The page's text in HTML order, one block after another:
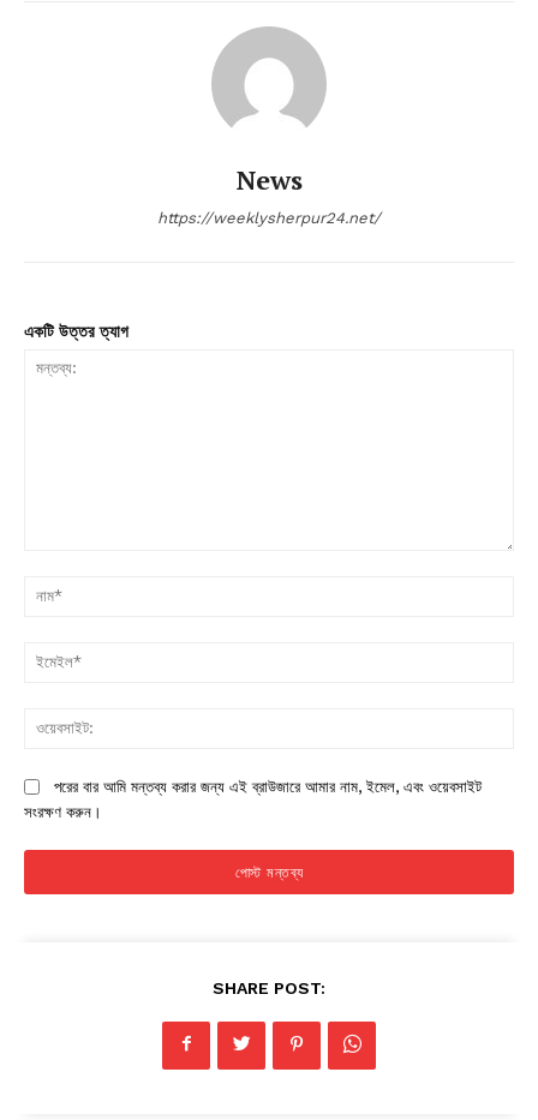
News
https://weeklysherpur24.net/
একটি উত্তর ত্যাগ
পরের বার আমি মন্তব্য করার জন্য এই ব্রাউজারে আমার নাম, ইমেল, এবং ওয়েবসাইট
সংরক্ষণ করুন।
SHARE POST: